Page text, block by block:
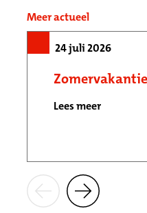
Meer actueel
24 juli 2026
Lees meer